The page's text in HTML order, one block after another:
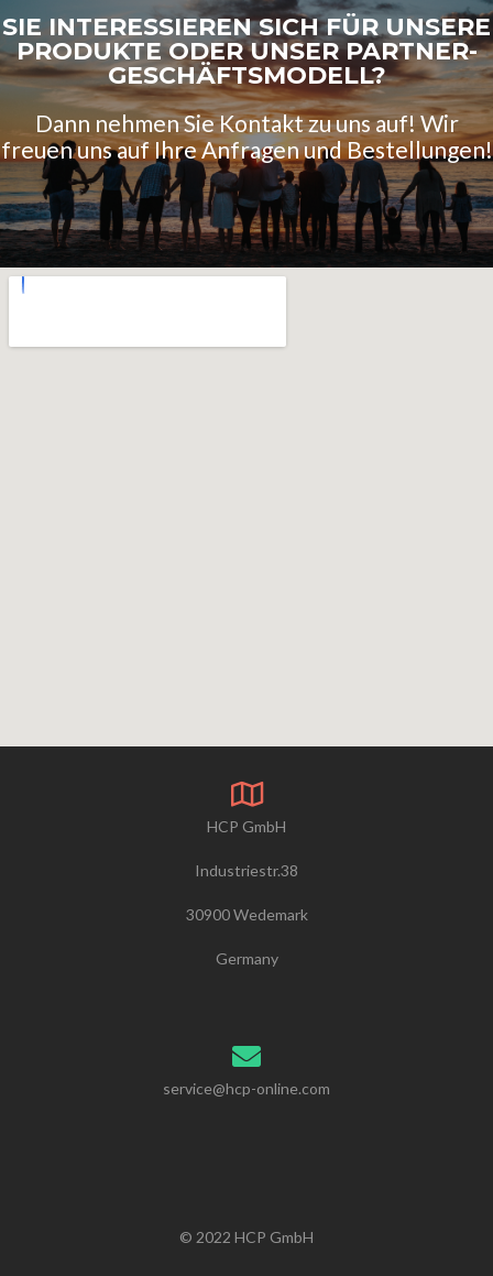
SIE INTERESSIEREN SICH FÜR UNSERE
PRODUKTE ODER UNSER PARTNER-
GESCHÄFTSMODELL?
Dann nehmen Sie Kontakt zu uns auf! Wir
freuen uns auf Ihre Anfragen und Bestellungen!
HCP GmbH
Industriestr.38
30900 Wedemark
Germany
service@hcp-online.com
© 2022 HCP GmbH